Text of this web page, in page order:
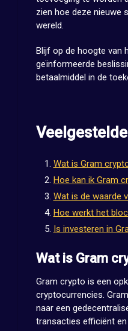
zien hoe deze nieuwe
wereld.
Blijf op de hoogte van
geïnformeerde
betaalmiddel in de
Wat is Gram
Hoe kan ik Gram
Wat is de waarde
Hoe werkt het
Is investeren in
Wat is Gram
Gram crypto is een
cryptocurrencies.
naar een
transacties efficiënt